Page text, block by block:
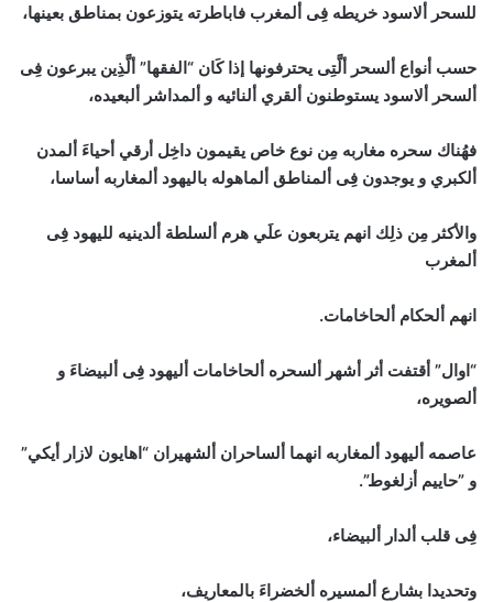
للسحر ألاسود خريطه فِى ألمغرب فاباطرته يتوزعون بمناطق بعينها،
حسب أنواع ألسحر ألَّتِى يحترفونها إذا كَان “الفقها” ألَّذِين يبرعون فِى
ألسحر ألاسود يستوطنون ألقري ألنائيه و ألمداشر ألبعيده،
فهُناك سحره مغاربه مِن نوع خاص يقيمون داخِل أرقي أحياءَ ألمدن
ألكبري و يوجدون فِى ألمناطق ألماهوله باليهود ألمغاربه أساسا،
والأكثر مِن ذلِك انهم يتربعون علَي هرم ألسلطة ألدينيه لليهود فِى
ألمغرب
انهم ألحكام ألحاخامات.
“اوال” أقتفت أثر أشهر ألسحره ألحاخامات أليهود فِى ألبيضاءَ و
ألصويره،
عاصمه أليهود ألمغاربه انهما ألساحران ألشهيران “اهايون لازار أيكي”
و ”حاييم أزلغوط”.
فِى قلب ألدار ألبيضاء،
وتحديدا بشارع ألمسيره ألخضراءَ بالمعاريف،